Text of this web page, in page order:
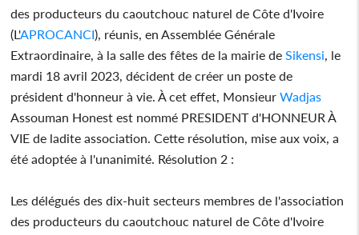
des producteurs du caoutchouc naturel de Côte d'Ivoire
(L'APROCANCI), réunis, en Assemblée Générale
Extraordinaire, à la salle des fêtes de la mairie deSikensi, le
mardi 18 avril 2023, décident de créer un poste de
président d'honneur à vie. À cet effet, MonsieurWadjas
Assouman Honest est nommé PRESIDENT d'HONNEUR À
VIE de ladite association. Cette résolution, mise aux voix, a
été adoptée à l'unanimité. Résolution 2 :
Les délégués des dix-huit secteurs membres de l'association
des producteurs du caoutchouc naturel de Côte d'Ivoire